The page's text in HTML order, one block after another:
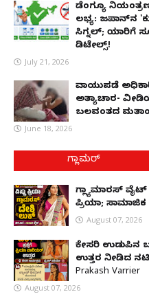
ಡೆಂಗ್ಯೂ
ಲಭ್ಯ: ಜಪಾನ್‌ನ
ಸಿಗ್ನಲ್; ಯಾರಿಗೆ
ಡಿಟೇಲ್ಸ್!
July 21, 2026
ವಾಯುಪಡೆ
ಅತ್ಯಾಚಾರ-
ಬಲವಂತದ
June 18, 2026
ಗ್ಲಾಮರ್
ಗ್ಲ್ಯಾಮಾರಸ್
ಪ್ರಿಯಾ;
August 07, 2026
ಕೇಸರಿ ಉಡುಪಿನ
ಉತ್ತರ ನೀಡಿದ
Prakash Varrier
August 07, 2026